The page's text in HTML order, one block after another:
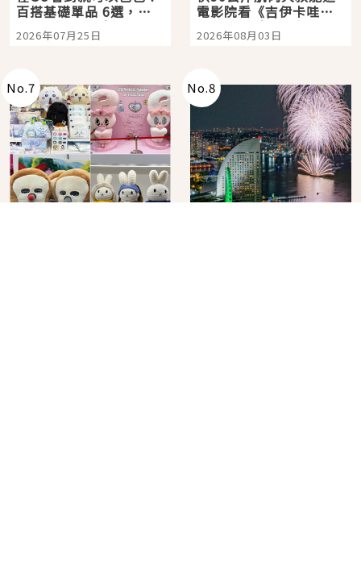
百搭基礎單品 6選，閉
眼全收也不心疼
2026年07月25日
電影院看《吉伊卡哇》
嗎？日本重金屬樂團
「打首」會長與nagano
2026年08月03日
No.7 No.8